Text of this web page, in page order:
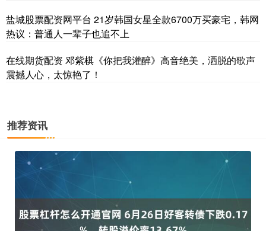
盐城股票配资网平台 21岁韩国女星全款6700万买豪宅，韩网
热议：普通人一辈子也追不上
在线期货配资 邓紫棋《你把我灌醉》高音绝美，洒脱的歌声
震撼人心，太惊艳了！
推荐资讯